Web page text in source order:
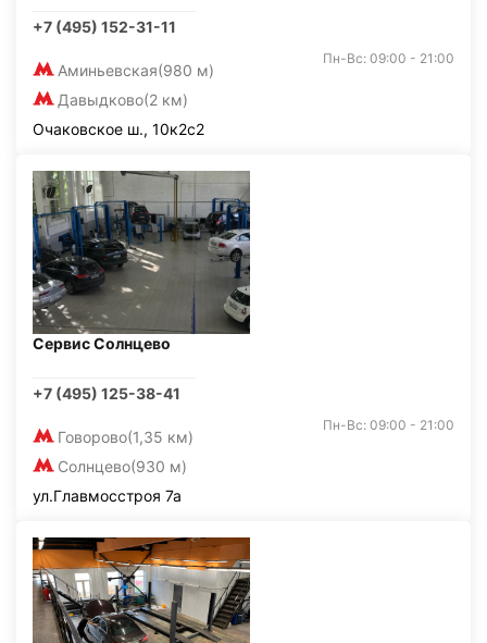
+7 (495) 152-31-11
Аминьевская(980 м)
Давыдково(2 км)
Пн-Вс: 09:00 - 21:00
Очаковское ш., 10к2с2
Сервис Солнцево
+7 (495) 125-38-41
Говорово(1,35 км)
Солнцево(930 м)
Пн-Вс: 09:00 - 21:00
ул.Главмосстроя 7а